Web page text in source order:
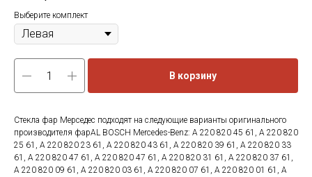
Выберите комплект
В корзину
Стекла фар Мерседес подходят на следующие варианты оригинального
производителя фарAL BOSCH Mercedes-Benz: A 220 820 45 61, A 220 820
25 61, A 220 820 23 61, A 220 820 43 61, A 220 820 39 61, A 220 820 33
61, A 220 820 47 61, A 220 820 47 61, A 220 820 31 61, A 220 820 37 61,
A 220 820 09 61, A 220 820 03 61, A 220 820 07 61, A 220 820 01 61, A